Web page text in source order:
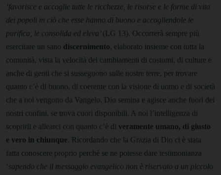
‘favorisce e accoglie tutte le ricchezze, le risorse e le forme di vita
dei popoli in ciò che esse hanno di buono e accogliendole le
purifica, le consolida ed eleva’(LG 13). Occorrerà sempre più
esercitare un sano discernimento, elaborato insieme con tutta la
comunità, vista la velocità dei cambiamenti di costumi, di culture e
anche di genti che si susseguono sulle nostre terre, per trovare
quanto c’è di buono, di coerente con la visione di uomo e di società
che a noi vengono da Vangelo. Dio semina e agisce anche fuori dei
nostri confini, se trova cuori disponibili. A noi l’intelligenza di
scoprirli e allearci con quanto c’è di veramente umano, di giusto
e vero in chiunque. Ricordando che la Grazia di Dio ci è stata
fatta conoscere proprio perché se ne potesse dare testimonianza
‘sapendo che il messaggio evangelico non è riservato a un piccolo